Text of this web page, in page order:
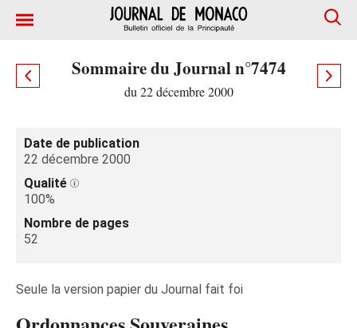
Sommaire du Journal n°7474
du 22 décembre 2000
Date de publication
22 décembre 2000
Qualité
100%
Nombre de pages
52
Seule la version papier du Journal fait foi